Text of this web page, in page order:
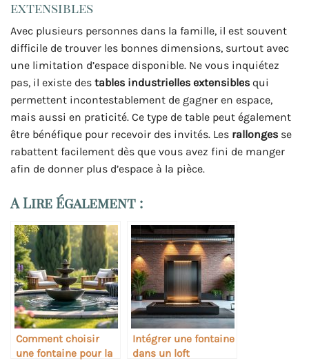
extensibles
Avec plusieurs personnes dans la famille, il est souvent
difficile de trouver les bonnes dimensions, surtout avec
une limitation d’espace disponible. Ne vous inquiétez
pas, il existe des tables industrielles extensibles qui
permettent incontestablement de gagner en espace,
mais aussi en praticité. Ce type de table peut également
être bénéfique pour recevoir des invités. Les rallonges se
rabattent facilement dès que vous avez fini de manger
afin de donner plus d’espace à la pièce.
A Lire Également :
Comment choisir
une fontaine pour la
Intégrer une fontaine
dans un loft